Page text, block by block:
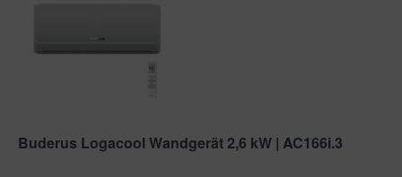
Buderus Logacool Wandgerät 2,6 kW | AC166i.3